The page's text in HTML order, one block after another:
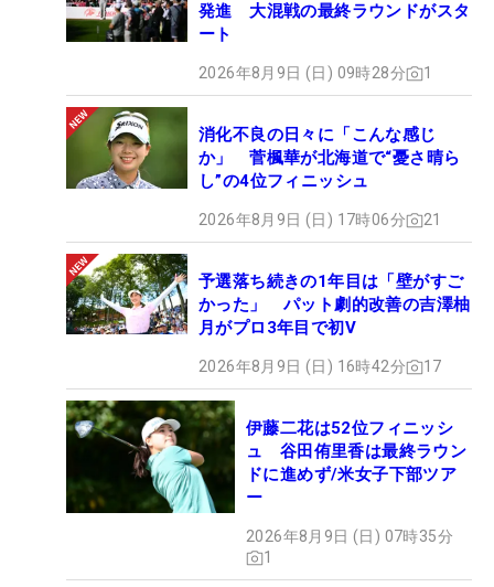
発進 大混戦の最終ラウンドがスタ
ート
2026年8月9日 (日) 09時28分 1
消化不良の日々に「こんな感じ
か」 菅楓華が北海道で“憂さ晴ら
し”の4位フィニッシュ
2026年8月9日 (日) 17時06分 21
予選落ち続きの1年目は「壁がすご
かった」 パット劇的改善の吉澤柚
月がプロ3年目で初V
2026年8月9日 (日) 16時42分 17
伊藤二花は52位フィニッシ
ュ 谷田侑里香は最終ラウン
ドに進めず/米女子下部ツア
ー
2026年8月9日 (日) 07時35分
1